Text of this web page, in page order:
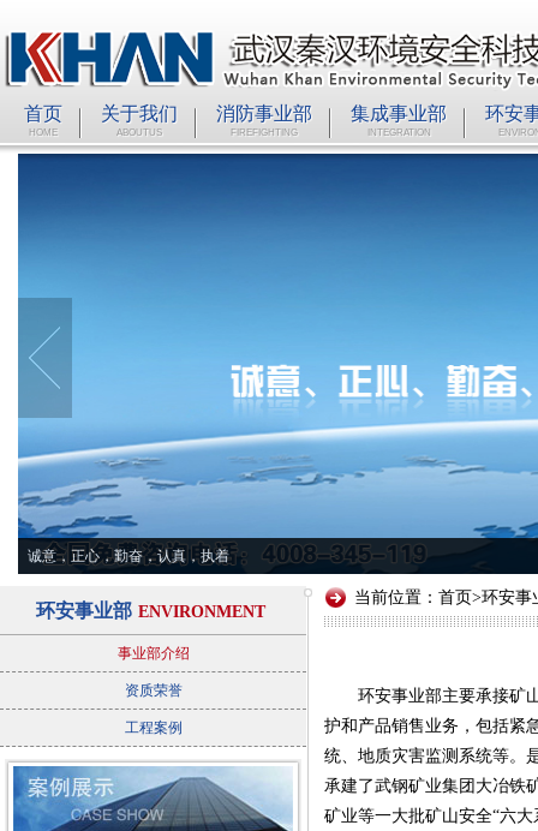
首页
HOME
关于我们
ABOUTUS
消防事业部
FIREFIGHTING
集成事业部
INTEGRATION
环安
诚意，正心，勤奋，认真，执着
环安事业部 ENVIRONMENT
事业部介绍
资质荣誉
工程案例
当前位置： 首页>环安事
环安事业部主要承接矿
护和产品销售业务，包括紧
统、地质灾害监测系统等。
承建了武钢矿业集团大冶铁
矿业等一大批矿山安全“六